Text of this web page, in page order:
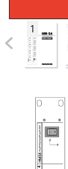
1







